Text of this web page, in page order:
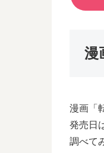
漫
漫画「
発売日
調べて